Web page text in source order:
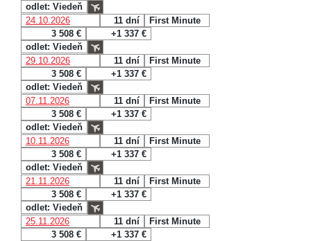
odlet: Viedeň
24.10.2026
11 dní
First Minute
3 508 €
+1 337 €
odlet: Viedeň
29.10.2026
11 dní
First Minute
3 508 €
+1 337 €
odlet: Viedeň
07.11.2026
11 dní
First Minute
3 508 €
+1 337 €
odlet: Viedeň
10.11.2026
11 dní
First Minute
3 508 €
+1 337 €
odlet: Viedeň
21.11.2026
11 dní
First Minute
3 508 €
+1 337 €
odlet: Viedeň
25.11.2026
11 dní
First Minute
3 508 €
+1 337 €